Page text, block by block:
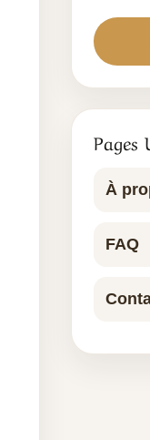
Pages
À
FAQ